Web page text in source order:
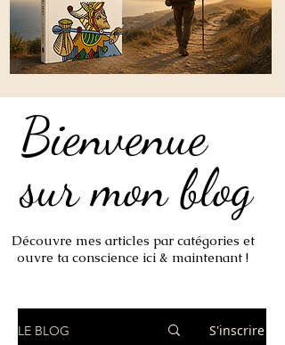
Bienvenue
sur mon blog
Bienvenue
sur mon blog
Découvre mes articles par catégories et
ouvre ta conscience ici & maintenant !
LE BLOG S'inscrire